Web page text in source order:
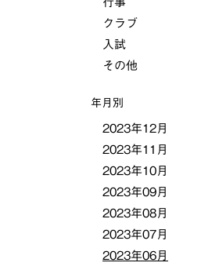
クラブ
入試
その他
年月別
2023年12月
2023年11月
2023年10月
2023年09月
2023年08月
2023年07月
2023年06月